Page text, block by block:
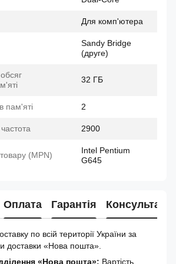
Для комп'ютера
Sandy Bridge
(друге)
32 ГБ
пам'яті 2
2900
(MPN)
Intel Pentium
G645
Оплата Гарантія Консультація
по всій території України за
доставки «Нова пошта».
«Нова пошта»: Вартість